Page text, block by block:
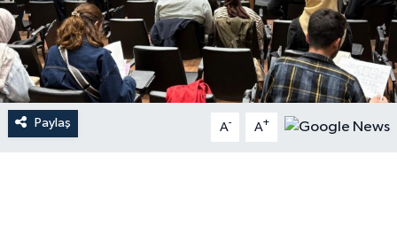
Paylaş A- A+
KSÜ
DÜNYA
ROPORTAJ